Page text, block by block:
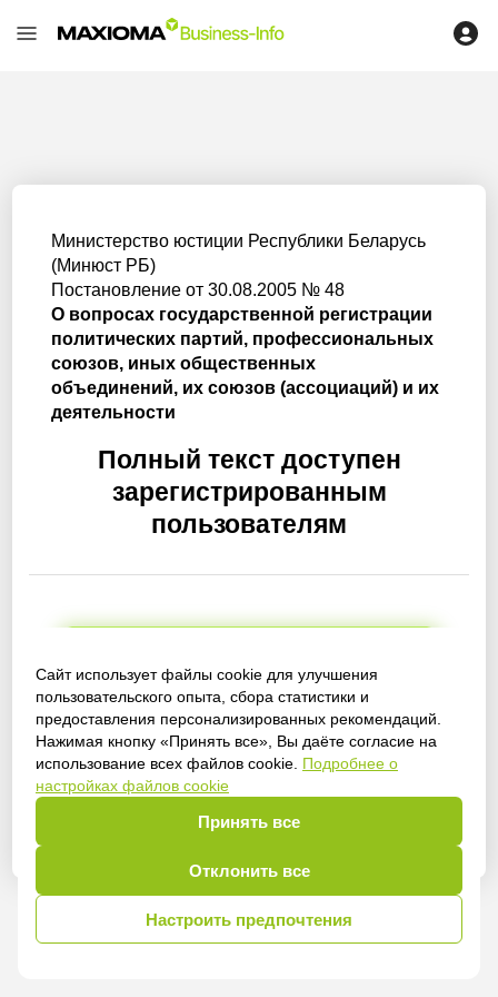
Сайт использует файлы cookie для улучшения
пользовательского опыта, сбора статистики и
предоставления персонализированных рекомендаций.
Нажимая кнопку «Принять все», Вы даёте согласие на
использование всех файлов cookie. Подробнее о
настройках файлов cookie
Принять все
Отклонить все
Настроить предпочтения
Министерство юстиции Республики Беларусь
(Минюст РБ)
Постановление от 30.08.2005 № 48
О вопросах государственной регистрации
политических партий, профессиональных
союзов, иных общественных
объединений, их союзов (ассоциаций) и их
деятельности
Полный текст доступен
зарегистрированным
пользователям
Войти